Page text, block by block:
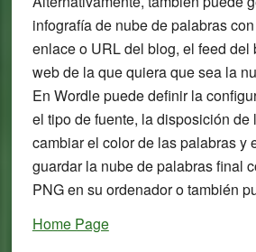
infografía de nube de palabras
enlace o URL del blog, el feed del
web de la que quiera que sea la
En Wordle puede definir la
el tipo de fuente, la disposición de
cambiar el color de las palabras y
guardar la nube de palabras final
PNG en su ordenador o también
Home Page